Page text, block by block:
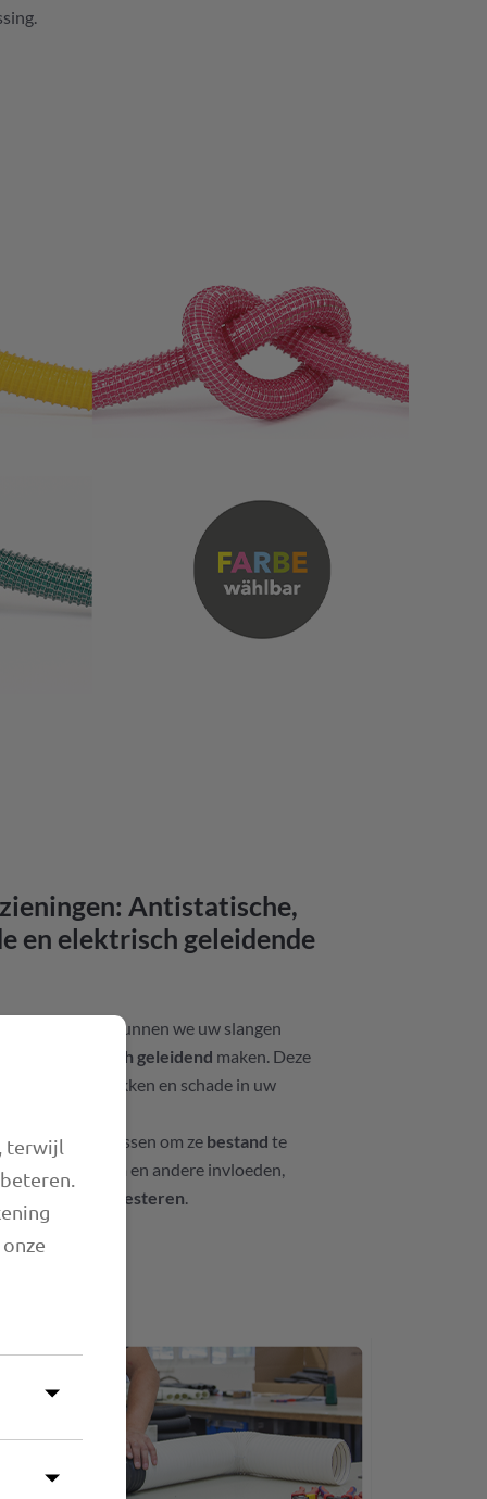
Antistatische,
en elektrisch geleidende
Daarom kunnen we uw slangen
of elektrisch geleidend maken. Deze
op ongelukken en schade in uw
slangen aanpassen om ze bestand te
microben
en andere invloeden,
en beter presteren.
terwijl